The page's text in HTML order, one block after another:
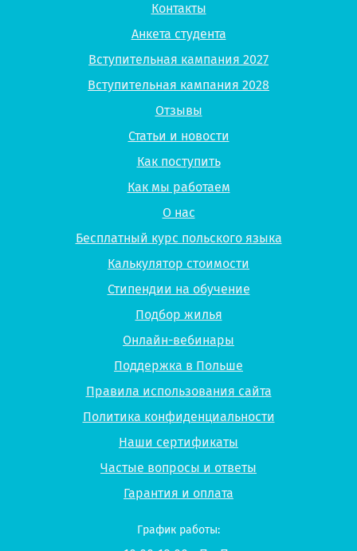
Контакты
Анкета студента
Вступительная кампания 2027
Вступительная кампания 2028
Отзывы
Статьи и новости
Как поступить
Как мы работаем
О нас
Бесплатный курс польского языка
Калькулятор стоимости
Стипендии на обучение
Подбор жилья
Онлайн-вебинары
Поддержка в Польше
Правила использования сайта
Политика конфиденциальности
Наши сертификаты
Частые вопросы и ответы
Гарантия и оплата
График работы: